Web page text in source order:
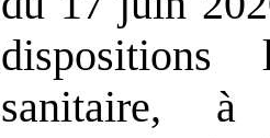
sanitaire, à